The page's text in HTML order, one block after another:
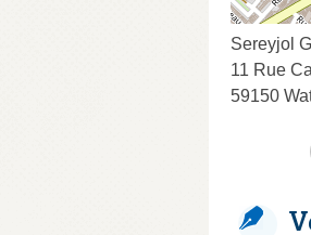
Sereyjol
11 Rue
59150